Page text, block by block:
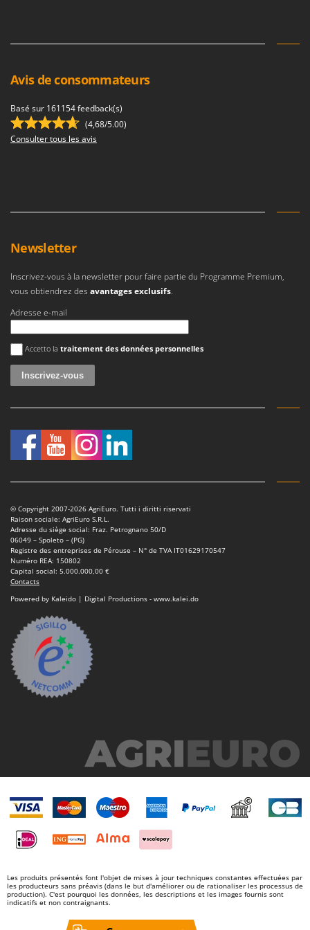
Trancheuses
Transpalettes
Treuils de débardage
Tronçonneuses
Lisam
Lotusgrill
Macte Ovens
MAMMAMIA
Marcato
Marina Systems
Master
Mastercook
McCulloch
Mille
Minox
Mockmill
More than chef
MOSA
MOVA
Mowox
MTD
N
New O.M.R.A.
Nilfisk
Ninja
Novatec
Oliviero
Olix
Omas
Ompagrill
Avis de consommateurs
Basé sur 161154 feedback(s)
(4,68/5.00)
Consulter tous les avis
Newsletter
Inscrivez-vous à la newsletter pour faire partie du Programme Premium,
vous obtiendrez des avantages exclusifs.
Adresse e-mail
Une erreur est survenue
Accetto la traitement des données personnelles
© Copyright 2007-2026 AgriEuro. Tutti i diritti riservati
Raison sociale: AgriEuro S.R.L.
Adresse du siège social: Fraz. Petrognano 50/D
06049 – Spoleto – (PG)
Registre des entreprises de Pérouse – N° de TVA IT01629170547
Numéro REA: 150802
Capital social: 5.000.000,00 €
Contacts
Powered by Kaleido | Digital Productions - www.kalei.do
Les produits présentés font l'objet de mises à jour techniques constantes effectuées par
les producteurs sans préavis (dans le but d'améliorer ou de rationaliser les processus de
production). C'est pourquoi les données, les descriptions et les images fournis sont
indicatifs et non contraignants.